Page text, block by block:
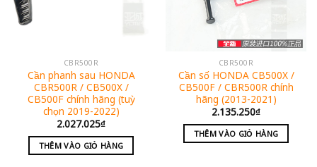
CBR500R
Cần phanh sau HONDA
CBR500R / CB500X /
CB500F chính hãng (tuỳ
chọn 2019-2022)
2.027.025₫
THÊM VÀO GIỎ HÀNG
CBR500R
Cần số HONDA CB500X /
CB500F / CBR500R chính
hãng (2013-2021)
2.135.250₫
THÊM VÀO GIỎ HÀNG